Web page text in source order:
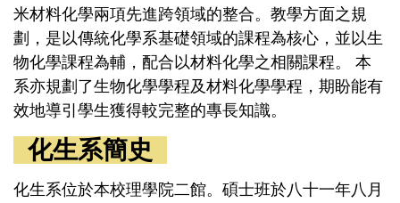
米材料化學兩項先進跨領域的整合。教學方面之規
劃，是以傳統化學系基礎領域的課程為核心，並以生
物化學課程為輔，配合以材料化學之相關課程。 本
系亦規劃了生物化學學程及材料化學學程，期盼能有
效地導引學生獲得較完整的專長知識。
化生系簡史
化生系位於本校理學院二館。碩士班於八十一年八月